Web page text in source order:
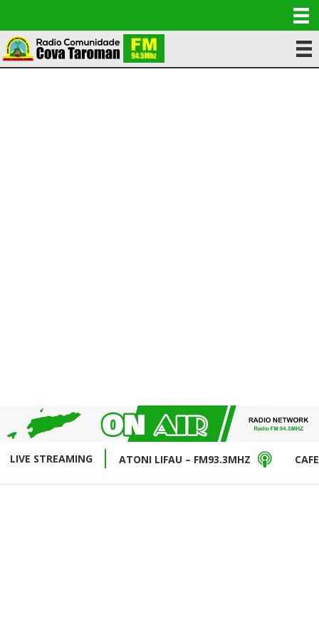
LIVE STREAMING ATONI LIFAU – FM93.3MHZ